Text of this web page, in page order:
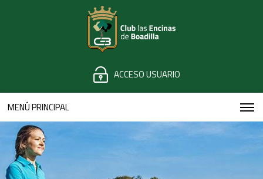
ACCESO USUARIO
MENÚ PRINCIPAL